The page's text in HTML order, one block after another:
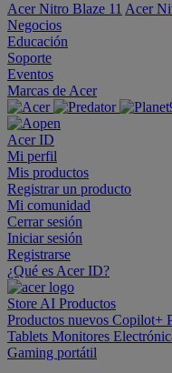
Acer Nitro Blaze 11 Acer
Negocios
Educación
Soporte
Eventos
Marcas de Acer
Acer ID
Mi perfil
Mis productos
Registrar un producto
Mi comunidad
Cerrar sesión
Iniciar sesión
Registrarse
¿Qué es Acer ID?
Store AI Productos
Productos nuevos Copilot+
Tablets Monitores
Gaming portátil